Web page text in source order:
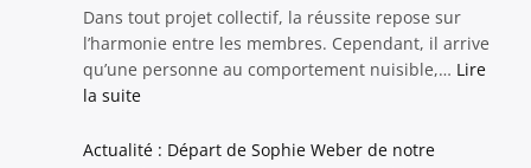
Dans tout projet collectif, la réussite repose sur
l’harmonie entre les membres. Cependant, il arrive
qu’une personne au comportement nuisible,… Lire
la suite:
Protéger
Actualité : Départ de Sophie Weber de notre